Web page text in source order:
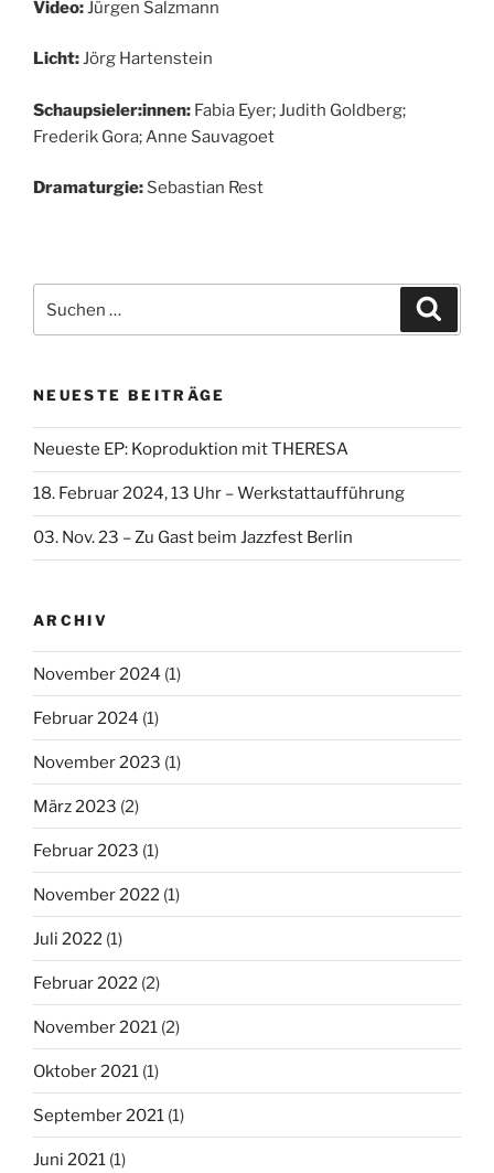
Video:Jürgen Salzmann
Licht:Jörg Hartenstein
Schaupsieler:innen: Fabia Eyer; Judith Goldberg;
Frederik Gora; Anne Sauvagoet
Dramaturgie: Sebastian Rest
nach:
NEUESTE BEITRÄGE
Neueste EP: Koproduktion mit THERESA
18. Februar 2024, 13 Uhr – Werkstattaufführung
03. Nov. 23 – Zu Gast beim Jazzfest Berlin
ARCHIV
November 2024 (1)
Februar 2024 (1)
November 2023 (1)
März 2023 (2)
Februar 2023 (1)
November 2022 (1)
Juli 2022 (1)
Februar 2022 (2)
November 2021 (2)
Oktober 2021 (1)
September 2021 (1)
Juni 2021 (1)